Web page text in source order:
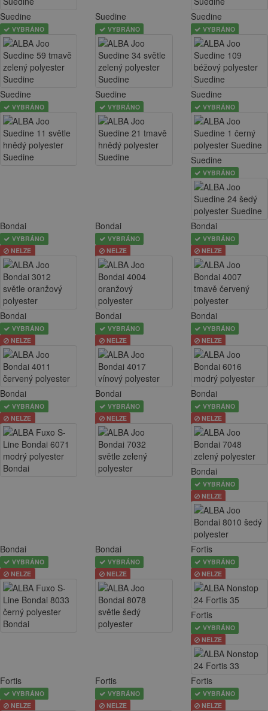
Suedine
VYBRÁNO
Suedine
VYBRÁNO
Suedine
VYBRÁNO
Suedine
VYBRÁNO
Suedine
VYBRÁNO
Suedine
VYBRÁNO
Suedine
VYBRÁNO
Bondai
VYBRÁNO
NELZE
Bondai
VYBRÁNO
NELZE
Bondai
VYBRÁNO
NELZE
Bondai
VYBRÁNO
NELZE
Bondai
VYBRÁNO
NELZE
Bondai
VYBRÁNO
NELZE
Bondai
VYBRÁNO
NELZE
Bondai
VYBRÁNO
NELZE
Bondai
VYBRÁNO
NELZE
Bondai
VYBRÁNO
NELZE
Bondai
VYBRÁNO
NELZE
Bondai
VYBRÁNO
NELZE
Fortis
VYBRÁNO
NELZE
Fortis
VYBRÁNO
NELZE
Fortis
VYBRÁNO
NELZE
Fortis
VYBRÁNO
NELZE
Fortis
VYBRÁNO
NELZE